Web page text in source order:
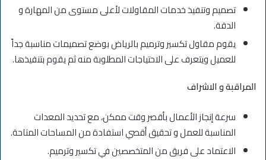
تصميم وتنفيذ خدمات المقاولات لأعلى مستوى من المهارة و
الدقة.
يقوم مقاول تكسير وترميم بالرياض بوضع تصميمات مناسبة جداً
للعميل ويتعرف على الاحتياجات المطلوبة منه ثم يقوم بتنفيذها.
المراقبة و الاشراف
سرعة إنجاز الأعمال بأقصر وقت ممكن، مع تحديد المعدات
المناسبة للعمل و تحقيق أقصي استفادة من المساحات المتاحة.
الاعتماد على فريق من المتخصصين في تكسير وترميم.